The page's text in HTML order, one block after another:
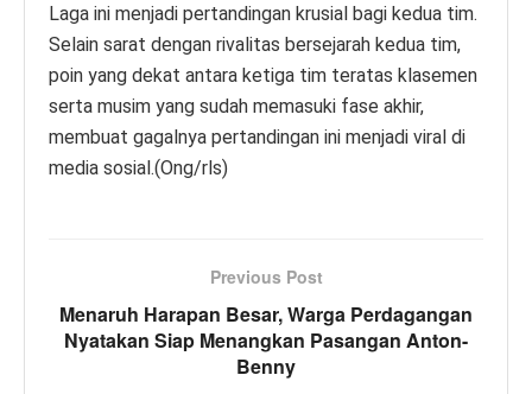
Laga ini menjadi pertandingan krusial bagi kedua tim.
Selain sarat dengan rivalitas bersejarah kedua tim,
poin yang dekat antara ketiga tim teratas klasemen
serta musim yang sudah memasuki fase akhir,
membuat gagalnya pertandingan ini menjadi viral di
media sosial.(Ong/rls)
Previous Post
Menaruh Harapan Besar, Warga Perdagangan
Nyatakan Siap Menangkan Pasangan Anton-
Benny